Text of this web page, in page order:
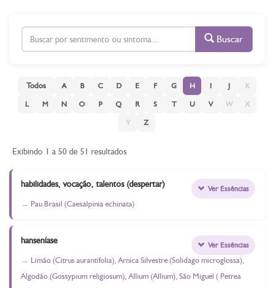
Buscar
Todos A B C D E F G H I J K
L M N O P Q R S T U V W X
Y Z
Exibindo 1 a 50 de 51 resultados
habilidades, vocação, talentos (despertar)
Pau Brasil (Caesalpinia echinata)
Ver Essências
hanseníase
Limão (Citrus aurantifolia), Arnica Silvestre (Solidago microglossa),
Algodão (Gossypium religiosum), Allium (Allium), São Miguel ( Petrea
Ver Essências